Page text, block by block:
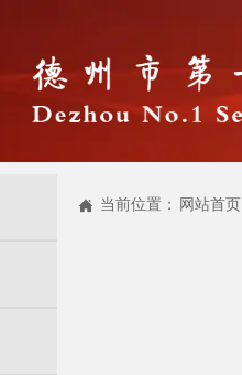
 当前位置： 网站首页